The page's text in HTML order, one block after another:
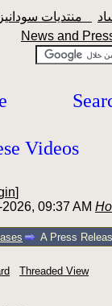
News and
Videos
]
09:37 AM
A Press
Threaded View